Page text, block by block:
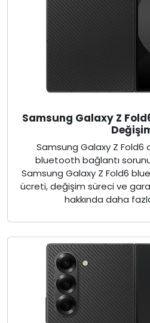
Samsung Galaxy Z
Samsung Galaxy Z
bluetooth bağlantı
Samsung Galaxy Z Fold6
ücreti, değişim süreci ve
hakkında daha